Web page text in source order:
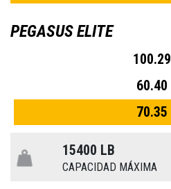
PEGASUS ELITE
100.29
60.40
70.35
15400 LB
CAPACIDAD MÁXIMA